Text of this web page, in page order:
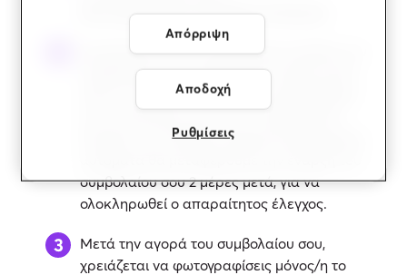
Δες αναλυτικά τις καλύψεις Premium.
Συμπληρώνεις την ημερομηνία έναρξης του
συμβολαίου,το συντομότερο 2 μέρες μετά
ώστε να έχει ολοκληρωθεί η φωτογράφιση
έλεγχος. Αν επιλέξεις σημερινή ημερομηνία,
συμβολαίου σου 2 μέρες μετά, για να
ολοκληρωθεί ο απαραίτητος έλεγχος.
Μετά την αγορά του συμβολαίου σου,
χρειάζεται να φωτογραφίσεις μόνος/η το
Ρυθμίσεις
Απόρριψη
Αποδοχή